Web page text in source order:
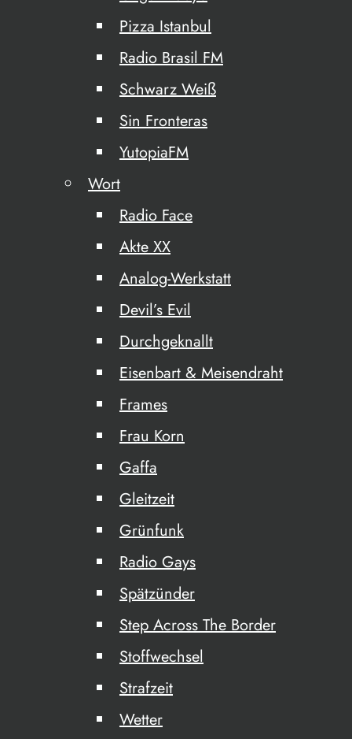
Pizza Istanbul
Radio Brasil FM
Schwarz Weiß
Sin Fronteras
YutopiaFM
Wort
Radio Face
Akte XX
Analog-Werkstatt
Devil’s Evil
Durchgeknallt
Eisenbart & Meisendraht
Frames
Frau Korn
Gaffa
Gleitzeit
Grünfunk
Radio Gays
Spätzünder
Step Across The Border
Stoffwechsel
Strafzeit
Wetter